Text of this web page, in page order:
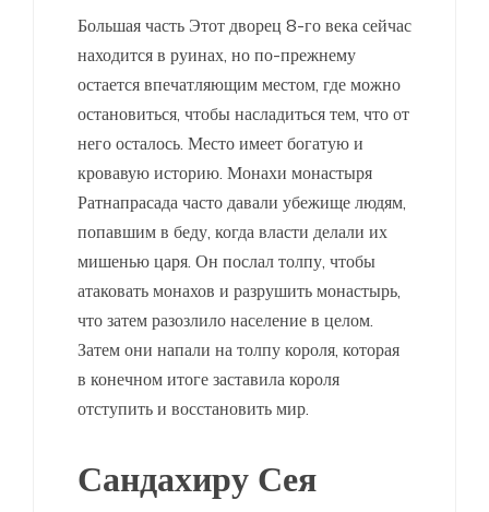
Большая часть Этот дворец 8-го века сейчас
находится в руинах, но по-прежнему
остается впечатляющим местом, где можно
остановиться, чтобы насладиться тем, что от
него осталось. Место имеет богатую и
кровавую историю. Монахи монастыря
Ратнапрасада часто давали убежище людям,
попавшим в беду, когда власти делали их
мишенью царя. Он послал толпу, чтобы
атаковать монахов и разрушить монастырь,
что затем разозлило население в целом.
Затем они напали на толпу короля, которая
в конечном итоге заставила короля
отступить и восстановить мир.
Сандахиру Сея